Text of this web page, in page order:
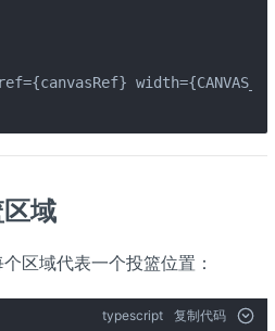
域
区域代表一个投篮位置：
typescript 复制代码